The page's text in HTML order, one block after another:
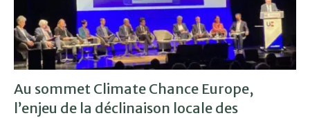
Au sommet Climate Chance Europe,
l’enjeu de la déclinaison locale des